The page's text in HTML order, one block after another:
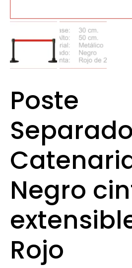
Poste
Negro
Rojo